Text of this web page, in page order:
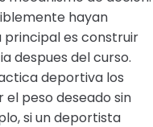
hayan
principal es construir
despues del curso.
deportiva los
el peso deseado sin
si un deportista